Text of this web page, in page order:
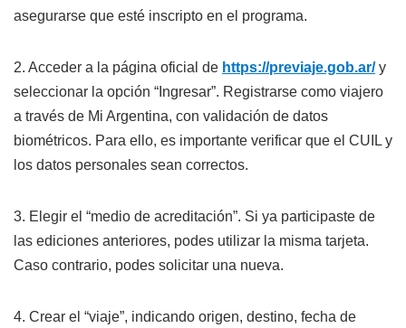
asegurarse que esté inscripto en el programa.
2. Acceder a la página oficial de https://previaje.gob.ar/y
seleccionar la opción “Ingresar”. Registrarse como viajero
a través de Mi Argentina, con validación de datos
biométricos. Para ello, es importante verificar que el CUIL y
los datos personales sean correctos.
3. Elegir el “medio de acreditación”. Si ya participaste de
las ediciones anteriores, podes utilizar la misma tarjeta.
Caso contrario, podes solicitar una nueva.
4. Crear el “viaje”, indicando origen, destino, fecha de